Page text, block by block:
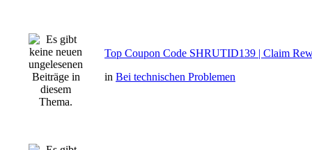
Top Coupon Code SHRUTID139 | Claim
in Bei technischen Problemen